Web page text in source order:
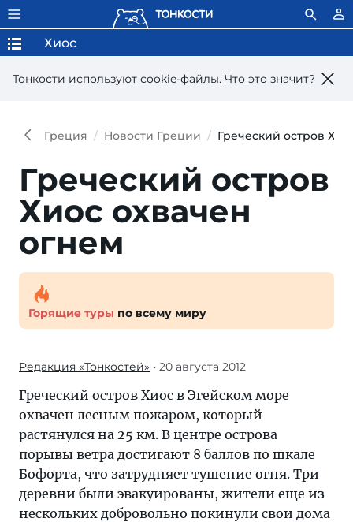
Тонкости используют сookie-файлы. Что это значит?
Хиос
Греция Новости Греции Греческий остров
Греческий остров
Хиос охвачен
огнем
Горящие туры по всему миру
Редакция «Тонкостей» • 20 августа 2012
Греческий остров Хиос в Эгейском море
охвачен лесным пожаром, который
растянулся на 25 км. В центре острова
порывы ветра достигают 8 баллов по шкале
Бофорта, что затрудняет тушение огня. Три
деревни были эвакуированы, жители еще из
нескольких добровольно покинули свои дома